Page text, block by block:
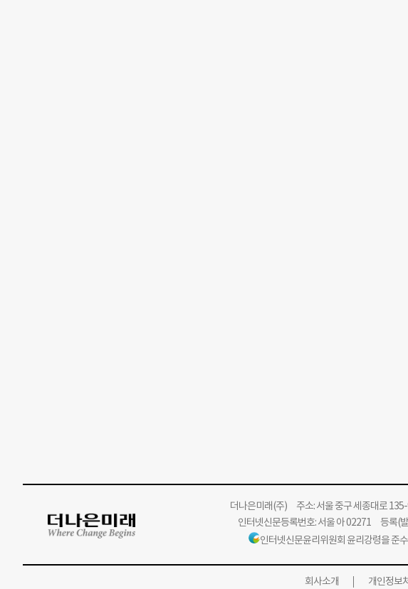
더나은미래(주)주소: 서울 중구 세종대로
인터넷신문등록번호: 서울 아 02271 등록(
인터넷신문윤리위원회 윤리강령을 준
회사소개 개인정보